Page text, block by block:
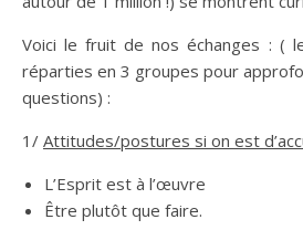
Voici le fruit de nos échanges : (
réparties en 3 groupes pour
questions) :
1/ Attitudes/postures si on est
L’Esprit est à l’œuvre
Être plutôt que faire.